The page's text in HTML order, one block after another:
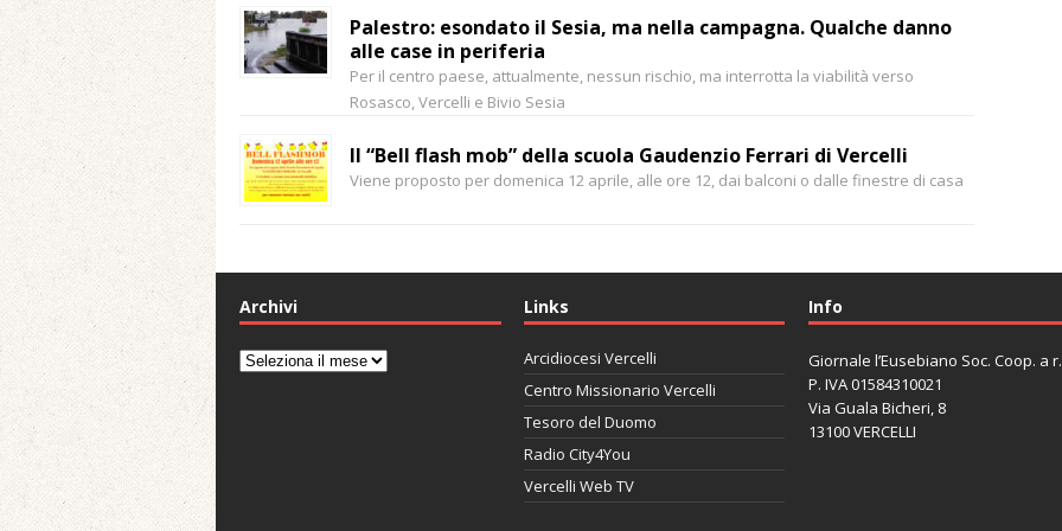
Palestro: esondato il Sesia, ma nella campagna. Qualche danno
alle case in periferia
Per il centro paese, attualmente, nessun rischio, ma interrotta la viabilità verso
Rosasco, Vercelli e Bivio Sesia
Il “Bell flash mob” della scuola Gaudenzio Ferrari di Vercelli
Viene proposto per domenica 12 aprile, alle ore 12, dai balconi o dalle finestre di casa
Archivi
Archivi
Links
Arcidiocesi Vercelli
Centro Missionario Vercelli
Tesoro del Duomo
Radio City4You
Vercelli Web TV
Info
Giornale l’Eusebiano Soc. Coop. a
P. IVA 01584310021
Via Guala Bicheri, 8
13100 VERCELLI